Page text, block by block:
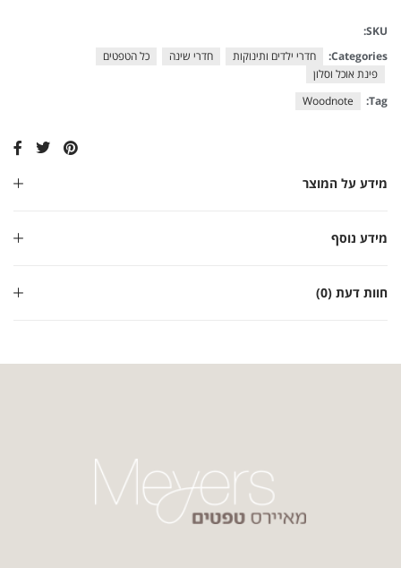
מידע על המוצר
מידע נוסף
חוות דעת (0)
SKU:
Categories:
חדרי ילדים ותינוקות חדרי שינה
כל הטפטים
פינת אוכל וסלון
Tag:
Woodnote